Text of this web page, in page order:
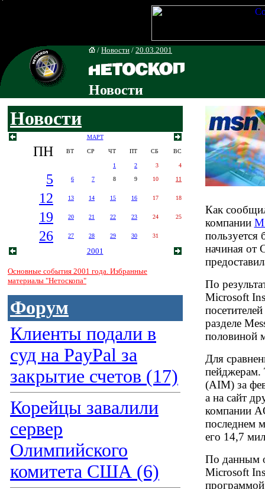
/ Новости / 20.03.2001
Новости
Новости
МАРТ
ПН ВТ СР ЧТ ПТ СБ ВС
1 2 3 4
5 6 7 8 9 10 11
12 13 14 15 16 17 18
19 20 21 22 23 24 25
26 27 28 29 30 31
2001
Основные события 2001 года. Избранные
материалы "Нетоскопа"
Форум
Клиенты подали в
суд на PayPal за
закрытие счетов (17)
Корейцы завалили
сервер
Олимпийского
комитета США (6)
Как
компании
пользуется
начиная от
По
Microsoft
разделе
половиной
Для
пейджерам.
(AIM) за
а на сайт
компании
последнем
его 14,7
По данным
Microsoft